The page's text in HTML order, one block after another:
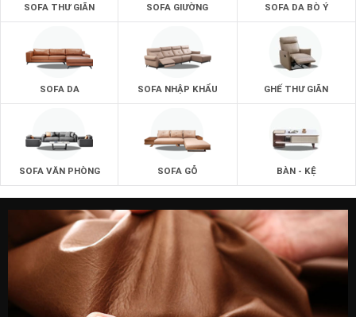
SOFA THƯ GIÃN SOFA GIƯỜNG SOFA DA BÒ Ý
SOFA DA SOFA NHẬP KHẨU GHẾ THƯ GIÃN
SOFA VĂN PHÒNG SOFA GỖ BÀN - KỆ